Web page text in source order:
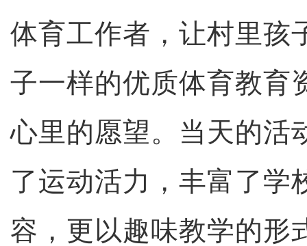
体育工作者，让村里孩
子一样的优质体育教育
心里的愿望。当天的活
了运动活力，丰富了学
容，更以趣味教学的形